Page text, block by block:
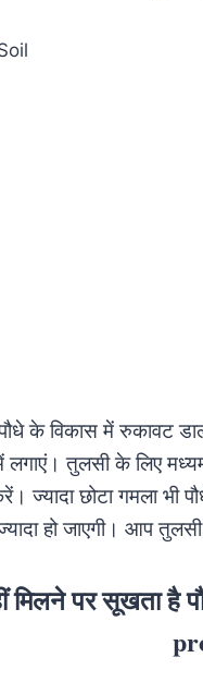
के विकास में रुकावट
तुलसी के लिए
ज्यादा छोटा गमला भी
हो जाएगी। आप
मिलने पर सूखता है